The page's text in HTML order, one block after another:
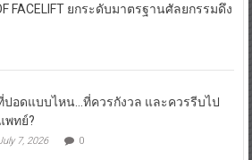
FACELIFT ยกระดับมาตรฐานศัลยกรรมดึง
ปอดแบบไหน…ที่ควรกังวล และควรรีบไป
พทย์?
7, 2026 0